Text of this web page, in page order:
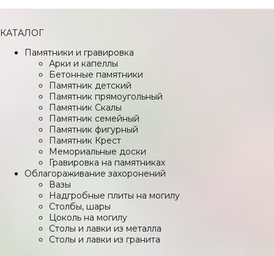
КАТАЛОГ
Памятники и гравировка
Арки и капеллы
Бетонные памятники
Памятник детский
Памятник прямоугольный
Памятник Скалы
Памятник семейный
Памятник фигурный
Памятник Крест
Мемориальные доски
Гравировка на памятниках
Облагораживание захоронений
Вазы
Надгробные плиты на могилу
Столбы, шары
Цоколь на могилу
Столы и лавки из металла
Столы и лавки из гранита